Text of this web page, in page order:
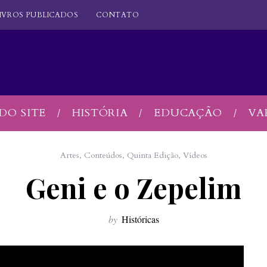
PUBLICADOS CONTATO
SITE HISTÓRIA EDUCAÇÃO
Artes, Conteúdos, Quinta Edição, Vídeos
Geni e o Zepelim
by Históricas